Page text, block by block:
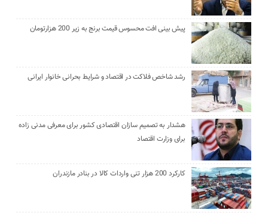
پیش بینی افت محسوس قیمت برنج به زیر 200 هزارتومان
رشد شاخص فلاکت در اقتصاد و شرایط بحرانی خانوار ایرانی
هشدار به تصمیم سازان اقتصادی کشور برای معرفی مدنی زاده
برای وزارت اقتصاد
کارکرد 200 هزار تنی واردات کالا در بنادر مازندران